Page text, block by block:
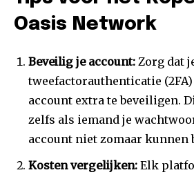
Oasis Network
Beveilig je account: Zorg dat
tweefactorauthenticatie
account extra te beveiligen.
zelfs als iemand je
account niet zomaar kunnen
Kosten vergelijken: Elk